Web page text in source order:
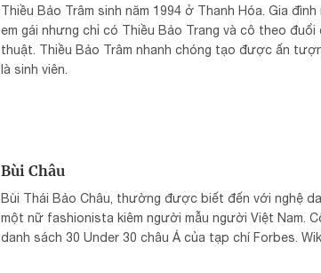
Thiều Bảo Trâm sinh năm 1994 ở Thanh Hóa. Gia
em gái nhưng chỉ có Thiều Bảo Trang và cô theo
thuật. Thiều Bảo Trâm nhanh chóng tạo được ấn
là sinh viên.
Bùi Châu
Bùi Thái Bảo Châu, thường được biết đến với nghệ
một nữ fashionista kiêm người mẫu người Việt Nam.
danh sách 30 Under 30 châu Á của tạp chí Forbes.